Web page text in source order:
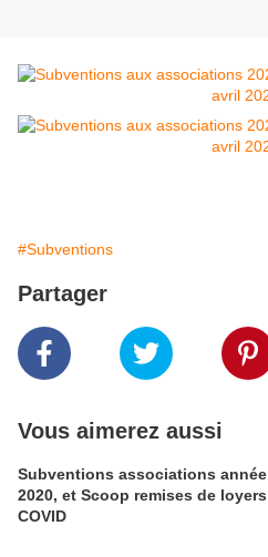
#Subventions
Partager
Vous aimerez aussi
Subventions associations année
2020, et Scoop remises de loyers
COVID